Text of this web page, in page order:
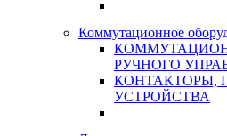
Коммутационное
РУЧНОГО
КОНТАКТОРЫ,
УСТРОЙСТВА